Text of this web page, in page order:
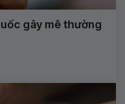
gây mê thường